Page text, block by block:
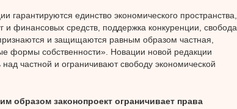
единство экономического пространства,
и финансовых средств, поддержка конкуренции, свобода
и защищаются равным образом частная,
формы собственности». Новации новой редакции
над частной и ограничивают свободу экономической
образом законопроект ограничивает права